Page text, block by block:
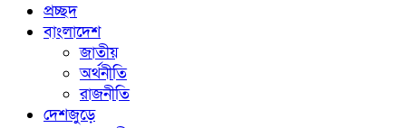
প্রচ্ছদ
বাংলাদেশ
জাতীয়
অর্থনীতি
রাজনীতি
দেশজুড়ে